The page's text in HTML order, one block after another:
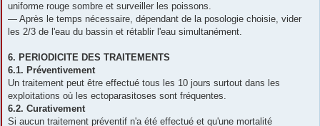
uniforme rouge sombre et surveiller les poissons.
— Après le temps nécessaire, dépendant de la posologie choisie, vider
les 2/3 de l'eau du bassin et rétablir l'eau simultanément.
6. PERIODICITE DES TRAITEMENTS
6.1. Préventivement
Un traitement peut être effectué tous les 10 jours surtout dans les
exploitations où les ectoparasitoses sont fréquentes.
6.2. Curativement
Si aucun traitement préventif n'a été effectué et qu'une mortalité